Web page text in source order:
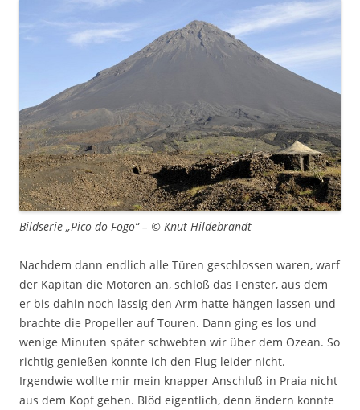
Bildserie „Pico do Fogo“ – © Knut Hildebrandt
Nachdem dann endlich alle Türen geschlossen waren, warf
der Kapitän die Motoren an, schloß das Fenster, aus dem
er bis dahin noch lässig den Arm hatte hängen lassen und
brachte die Propeller auf Touren. Dann ging es los und
wenige Minuten später schwebten wir über dem Ozean. So
richtig genießen konnte ich den Flug leider nicht.
Irgendwie wollte mir mein knapper Anschluß in Praia nicht
aus dem Kopf gehen. Blöd eigentlich, denn ändern konnte